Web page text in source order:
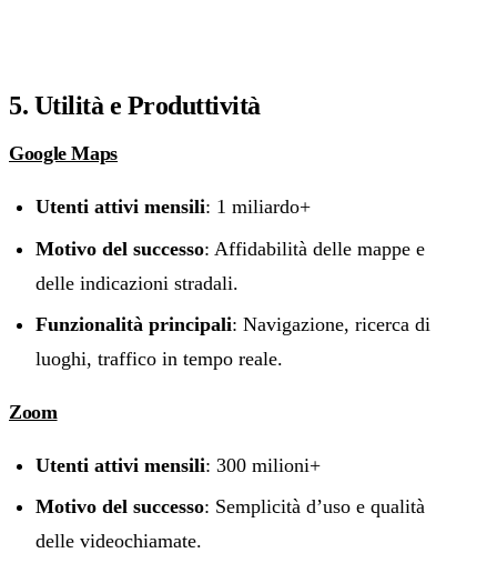
5. Utilità e Produttività
Google Maps
Utenti attivi mensili: 1 miliardo+
Motivo del successo: Affidabilità delle mappe e
delle indicazioni stradali.
Funzionalità principali: Navigazione, ricerca di
luoghi, traffico in tempo reale.
Zoom
Utenti attivi mensili: 300 milioni+
Motivo del successo: Semplicità d’uso e qualità
delle videochiamate.